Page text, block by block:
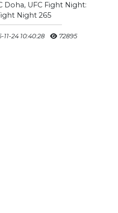
Doha, UFC Fight Night:
Night 265
24 10:40:28 72895